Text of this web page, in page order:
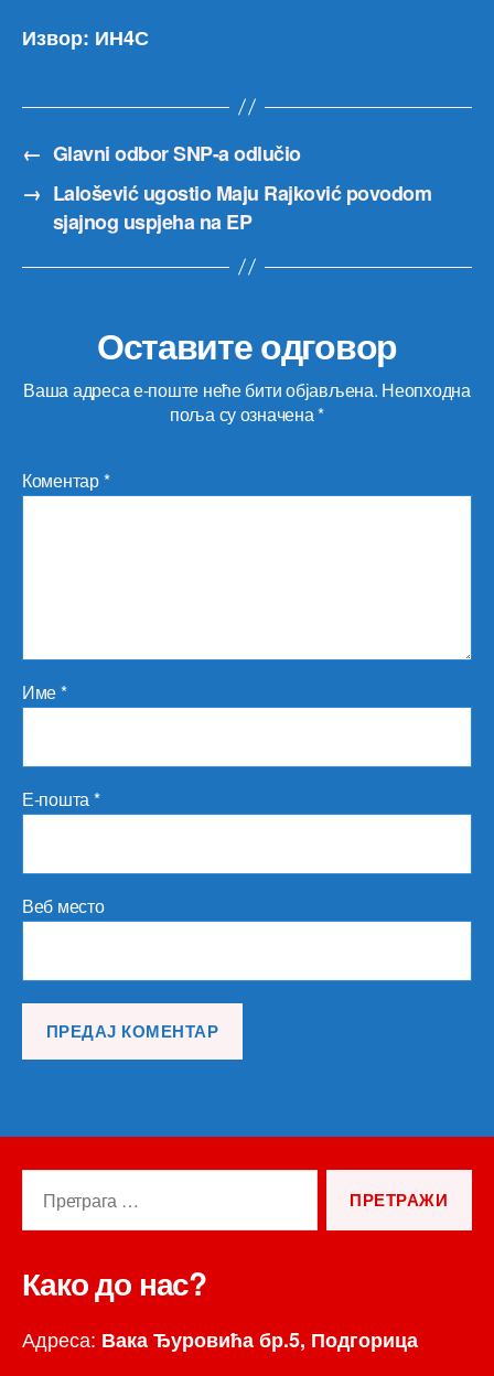
Извор: ИН4С
← Glavni odbor SNP-a odlučio
→ Lalošević ugostio Maju Rajković povodom
sjajnog uspjeha na EP
Оставите одговор
Ваша адреса е-поште неће бити објављена. Неопходна
поља су означена*
Коментар*
Име*
Е-пошта*
Веб место
Како до нас?
Адреса: Вака Ђуровића бр.5, Подгорица